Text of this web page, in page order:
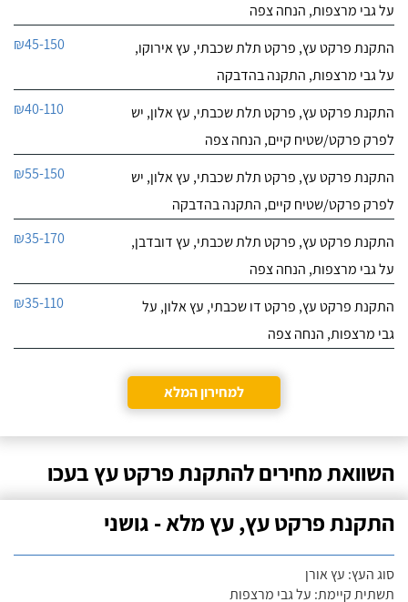
על גבי מרצפות, הנחה צפה
התקנת פרקט עץ, פרקט תלת שכבתי, עץ אירוקו,
על גבי מרצפות, התקנה בהדבקה
₪45-150
התקנת פרקט עץ, פרקט תלת שכבתי, עץ אלון, יש
לפרק פרקט/שטיח קיים, הנחה צפה
₪40-110
התקנת פרקט עץ, פרקט תלת שכבתי, עץ אלון, יש
לפרק פרקט/שטיח קיים, התקנה בהדבקה
₪55-150
התקנת פרקט עץ, פרקט תלת שכבתי, עץ דובדבן,
על גבי מרצפות, הנחה צפה
₪35-170
התקנת פרקט עץ, פרקט דו שכבתי, עץ אלון, על
גבי מרצפות, הנחה צפה
₪35-110
למחירון המלא
השוואת מחירים להתקנת פרקט עץ בעכו
התקנת פרקט עץ, עץ מלא - גושני
סוג העץ: עץ אורן
תשתית קיימת: על גבי מרצפות